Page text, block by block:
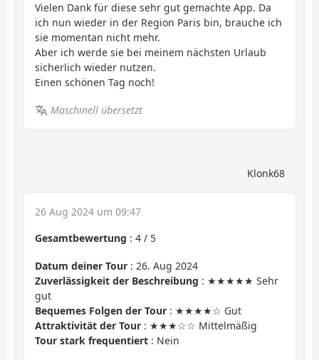
Vielen Dank für diese sehr gut gemachte App. Da
ich nun wieder in der Region Paris bin, brauche ich
sie momentan nicht mehr.
Aber ich werde sie bei meinem nächsten Urlaub
sicherlich wieder nutzen.
Einen schönen Tag noch!
Maschinell übersetzt
Klonk68
26 Aug 2024 um 09:47
Gesamtbewertung : 4 / 5
Datum deiner Tour : 26. Aug 2024
Zuverlässigkeit der Beschreibung : ★★★★★ Sehr
gut
Bequemes Folgen der Tour : ★★★★☆ Gut
Attraktivität der Tour : ★★★☆☆ Mittelmäßig
Tour stark frequentiert : Nein